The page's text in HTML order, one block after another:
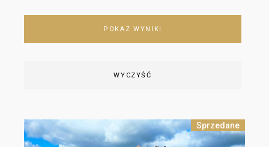
POKAZ WYNIKI
WYCZYŚĆ
Sprzedane